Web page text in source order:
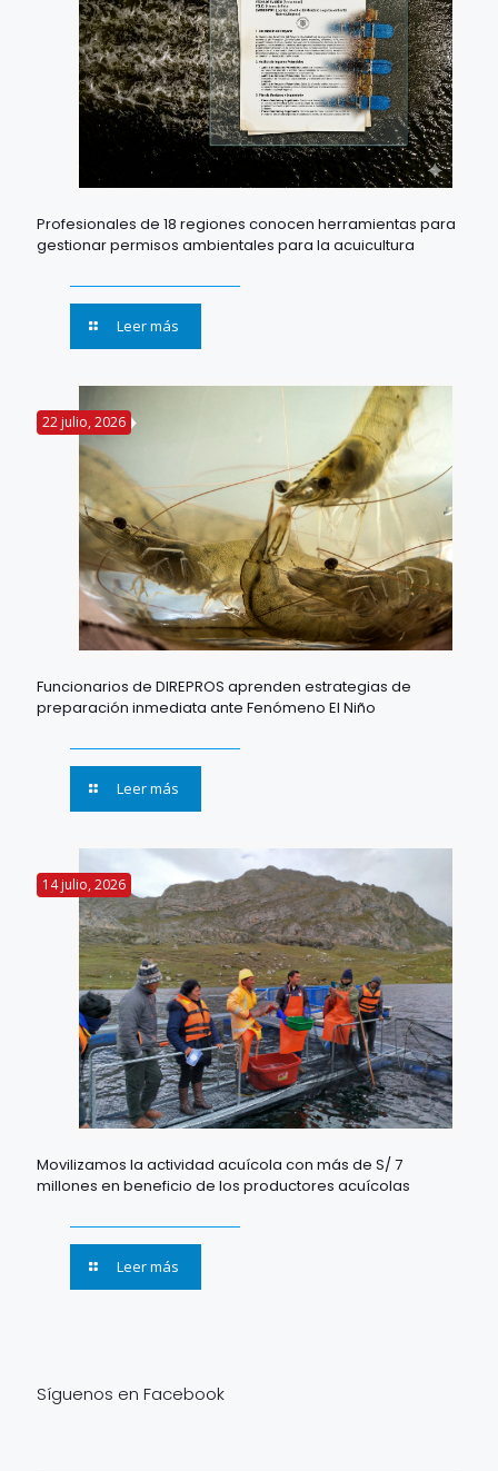
Profesionales de 18 regiones conocen herramientas para
gestionar permisos ambientales para la acuicultura
Leer más
22 julio, 2026
Funcionarios de DIREPROS aprenden estrategias de
preparación inmediata ante Fenómeno El Niño
Leer más
14 julio, 2026
Movilizamos la actividad acuícola con más de S/ 7
millones en beneficio de los productores acuícolas
Leer más
Síguenos en Facebook